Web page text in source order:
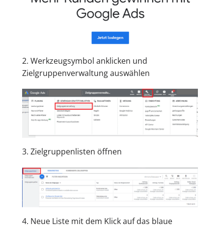
2. Werkzeugsymbol anklicken und
Zielgruppenverwaltung auswählen
3. Zielgruppenlisten öffnen
4. Neue Liste mit dem Klick auf das blaue